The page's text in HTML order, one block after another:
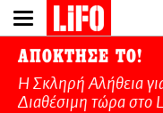
Παράκαμψη
προς
κυρίως
περιεχόμενο
ΑΠΟΚΤΗΣΕ ΤΟ!
Η Σκληρή Αλήθεια
Διαθέσιμη τώρα στo